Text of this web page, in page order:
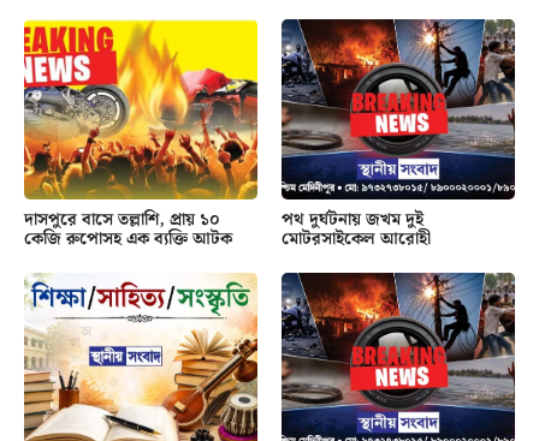
দাসপুরে বাসে তল্লাশি, প্রায় ১০
কেজি রুপোসহ এক ব্যক্তি আটক
পথ দুর্ঘটনায় জখম দুই
মোটরসাইকেল আরোহী